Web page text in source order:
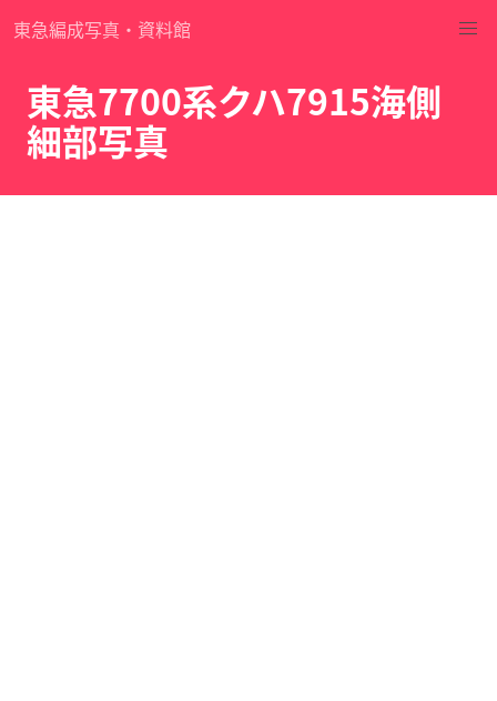
東急編成写真・資料館
東急7700系クハ7915海側
細部写真